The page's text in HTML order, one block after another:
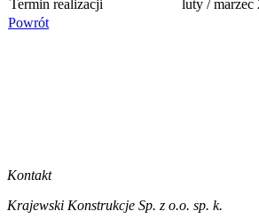
Termin realizacji
luty / marzec
Powrót
Kontakt
Krajewski Konstrukcje Sp. z o.o. sp. k.